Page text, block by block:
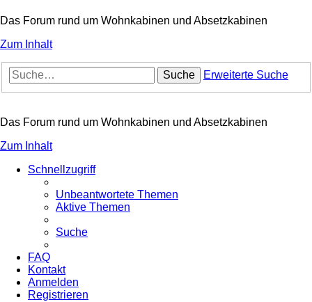
Das Forum rund um Wohnkabinen und Absetzkabinen
Zum Inhalt
Suche Erweiterte Suche
Das Forum rund um Wohnkabinen und Absetzkabinen
Zum Inhalt
Schnellzugriff
Unbeantwortete Themen
Aktive Themen
Suche
FAQ
Kontakt
Anmelden
Registrieren